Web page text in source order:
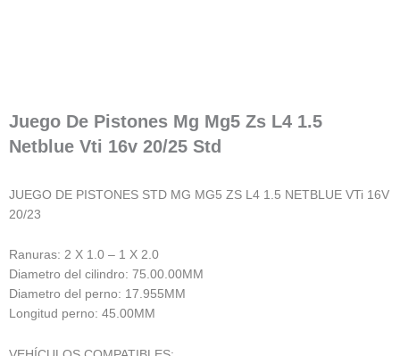
Juego De Pistones Mg Mg5 Zs L4 1.5
Netblue Vti 16v 20/25 Std
JUEGO DE PISTONES STD MG MG5 ZS L4 1.5 NETBLUE VTi 16V
20/23
Ranuras: 2 X 1.0 – 1 X 2.0
Diametro del cilindro: 75.00.00MM
Diametro del perno: 17.955MM
Longitud perno: 45.00MM